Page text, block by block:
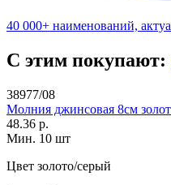
40 000+ наименований,
С этим покупают:
38977/08
Молния джинсовая 8см
48.36 р.
Мин. 10 шт
Цвет золото/серый